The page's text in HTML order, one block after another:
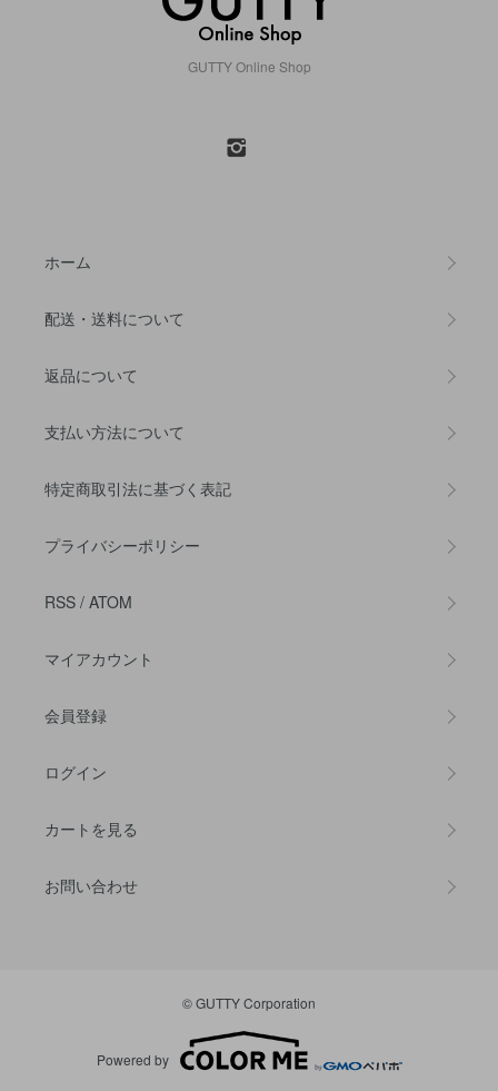
GUTTY Online Shop
ホーム
配送・送料について
返品について
支払い方法について
特定商取引法に基づく表記
プライバシーポリシー
RSS / ATOM
マイアカウント
会員登録
ログイン
カートを見る
お問い合わせ
© GUTTY Corporation
Powered by